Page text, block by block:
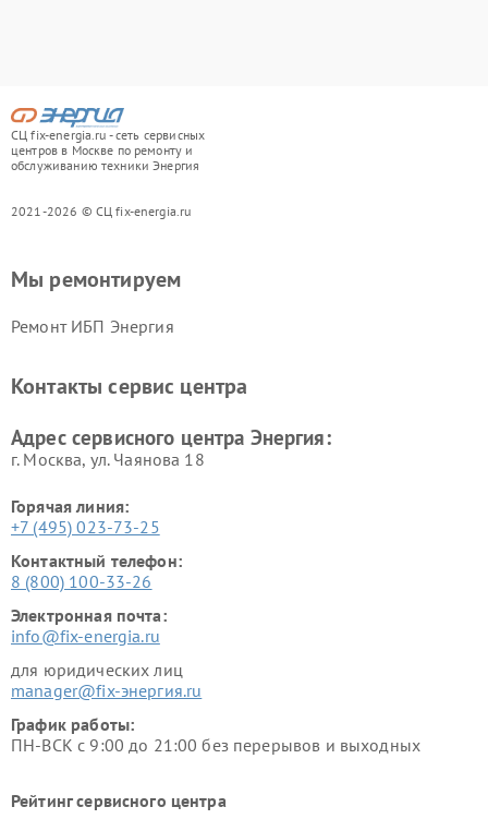
СЦ fix-energia.ru - сеть сервисных
центров в Москве по ремонту и
обслуживанию техники Энергия
2021-2026 © СЦ fix-energia.ru
Мы ремонтируем
Ремонт ИБП Энергия
Контакты сервис центра
Адрес сервисного центра Энергия:
г. Москва, ул. Чаянова 18
Горячая линия:
+7 (495) 023-73-25
Контактный телефон:
8 (800) 100-33-26
Электронная почта:
info@fix-energia.ru
для юридических лиц
manager@fix-энергия.ru
График работы:
ПН-ВСК с 9:00 до 21:00 без перерывов и выходных
Рейтинг сервисного центра